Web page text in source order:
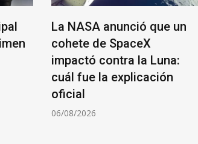
La NASA anunció que un
cohete de SpaceX
impactó contra la Luna:
cuál fue la explicación
oficial
06/08/2026